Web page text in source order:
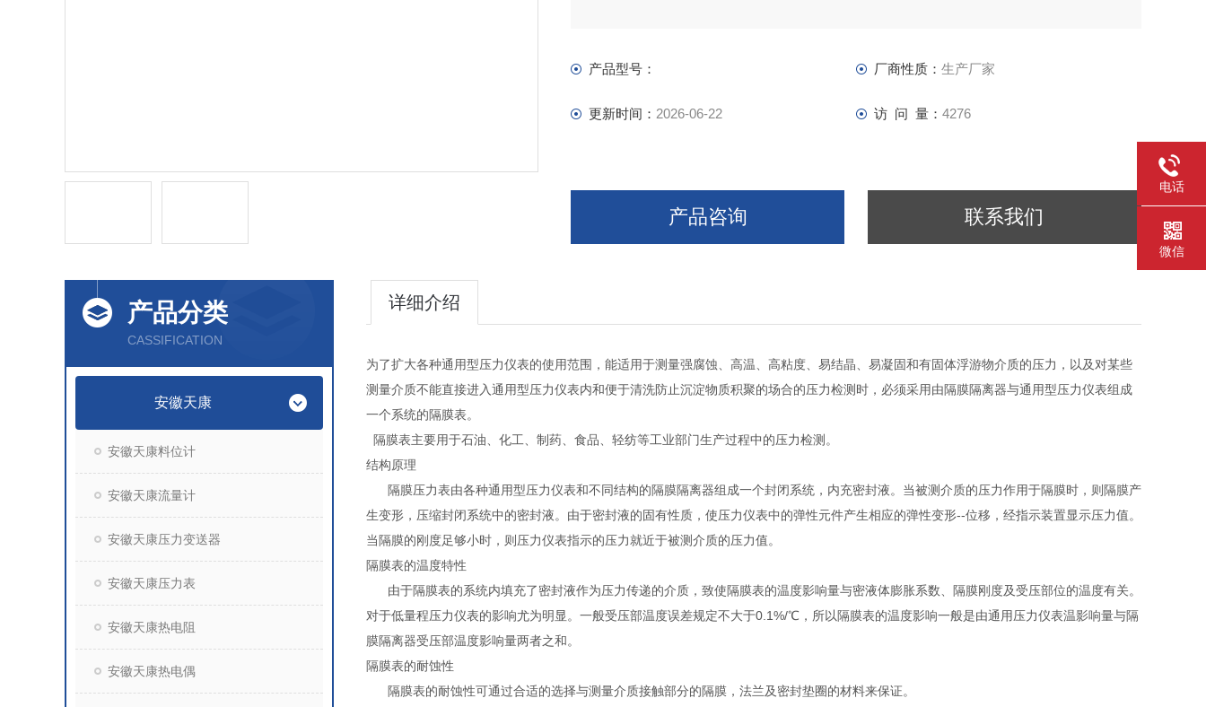
产品型号： 厂商性质： 生产厂家
更新时间： 2026-06-22 访 问 量： 4276
产品咨询 联系我们
产品分类
CASSIFICATION
安徽天康
安徽天康料位计
安徽天康流量计
安徽天康压力变送器
安徽天康压力表
安徽天康热电阻
安徽天康热电偶
详细介绍
为了扩大各种通用型压力仪表的使用范围，能适用于测量强腐蚀、高温、高粘度、易结晶、易凝固和有固体浮游物介质的压力，以及对某些
测量介质不能直接进入通用型压力仪表内和便于清洗防止沉淀物质积聚的场合的压力检测时，必须采用由隔膜隔离器与通用型压力仪表组成
一个系统的隔膜表。
隔膜表主要用于石油、化工、制药、食品、轻纺等工业部门生产过程中的压力检测。
结构原理
隔膜压力表由各种通用型压力仪表和不同结构的隔膜隔离器组成一个封闭系统，内充密封液。当被测介质的压力作用于隔膜时，则隔膜产
生变形，压缩封闭系统中的密封液。由于密封液的固有性质，使压力仪表中的弹性元件产生相应的弹性变形--位移，经指示装置显示压力值。
当隔膜的刚度足够小时，则压力仪表指示的压力就近于被测介质的压力值。
隔膜表的温度特性
由于隔膜表的系统内填充了密封液作为压力传递的介质，致使隔膜表的温度影响量与密液体膨胀系数、隔膜刚度及受压部位的温度有关。
对于低量程压力仪表的影响尤为明显。一般受压部温度误差规定不大于0.1%/℃，所以隔膜表的温度影响一般是由通用压力仪表温影响量与隔
膜隔离器受压部温度影响量两者之和。
隔膜表的耐蚀性
隔膜表的耐蚀性可通过合适的选择与测量介质接触部分的隔膜，法兰及密封垫圈的材料来保证。
电话
微信